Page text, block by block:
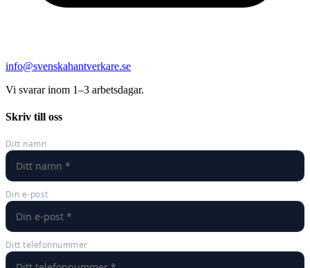
info@svenskahantverkare.se
Vi svarar inom 1–3 arbetsdagar.
Skriv till oss
Ditt namn
Din e-post
Ditt telefonnummer